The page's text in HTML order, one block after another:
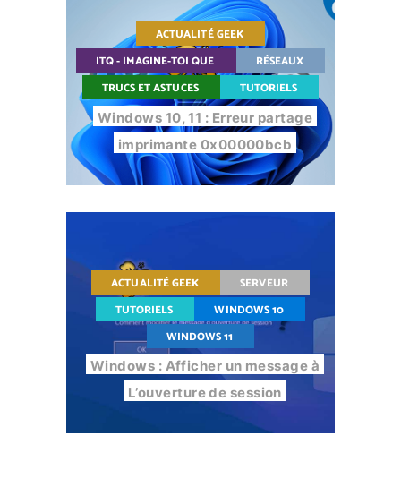
ACTUALITÉ GEEK
ITQ - IMAGINE-TOI QUE
RÉSEAUX
TRUCS ET ASTUCES
TUTORIELS
Windows 10, 11 : Erreur partage
imprimante 0x00000bcb
ACTUALITÉ GEEK
SERVEUR
TUTORIELS
WINDOWS 10
WINDOWS 11
Windows : Afficher un message à
L’ouverture de session